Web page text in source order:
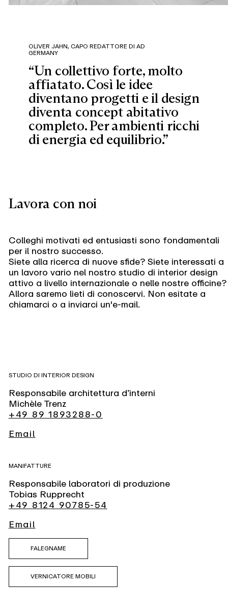
OLIVER JAHN, CAPO REDATTORE DI AD
GERMANY
“Un collettivo forte, molto
affiatato. Così le idee
diventano progetti e il design
diventa concept abitativo
completo. Per ambienti ricchi
di energia ed equilibrio.”
Lavora con noi
Colleghi motivati ed entusiasti sono fondamentali
per il nostro successo.
Siete alla ricerca di nuove sfide? Siete interessati a
un lavoro vario nel nostro studio di interior design
attivo a livello internazionale o nelle nostre officine?
Allora saremo lieti di conoscervi. Non esitate a
chiamarci o a inviarci un'e-mail.
STUDIO DI INTERIOR DESIGN
Responsabile architettura d’interni
Michèle Trenz
+49 89 1893288-0
Email
MANIFATTURE
Responsabile laboratori di produzione
Tobias Rupprecht
+49 8124 90785-54
Email
FALEGNAME
VERNICATORE MOBILI